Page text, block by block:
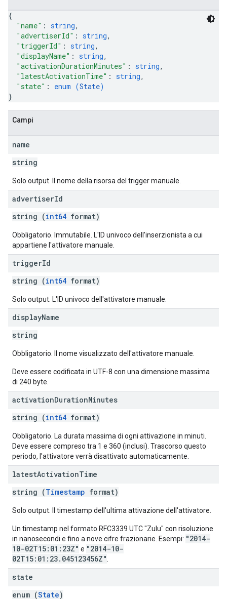
{
"name" : string,
"advertiserId" : string,
"triggerId" : string,
"displayName" : string,
"activationDurationMinutes" : string,
"latestActivationTime" : string,
"state" : enum (State)
}
Campi
name
string
Solo output. Il nome della risorsa del trigger manuale.
advertiserId
string (int64 format)
Obbligatorio. Immutabile. L'ID univoco dell'inserzionista a cui
appartiene l'attivatore manuale.
triggerId
string (int64 format)
Solo output. L'ID univoco dell'attivatore manuale.
displayName
string
Obbligatorio. Il nome visualizzato dell'attivatore manuale.
Deve essere codificata in UTF-8 con una dimensione massima
di 240 byte.
activationDurationMinutes
string (int64 format)
Obbligatorio. La durata massima di ogni attivazione in minuti.
Deve essere compreso tra 1 e 360 (inclusi). Trascorso questo
periodo, l'attivatore verrà disattivato automaticamente.
latestActivationTime
string (Timestamp format)
Solo output. Il timestamp dell'ultima attivazione dell'attivatore.
Un timestamp nel formato RFC3339 UTC "Zulu" con risoluzione
in nanosecondi e fino a nove cifre frazionarie. Esempi: "2014-
10-02T15:01:23Z" e "2014-10-
02T15:01:23.045123456Z"
state
enum (State)